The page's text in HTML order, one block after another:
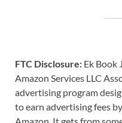
FTC Disclosure: Ek Book
Amazon Services LLC
advertising program
to earn advertising fees